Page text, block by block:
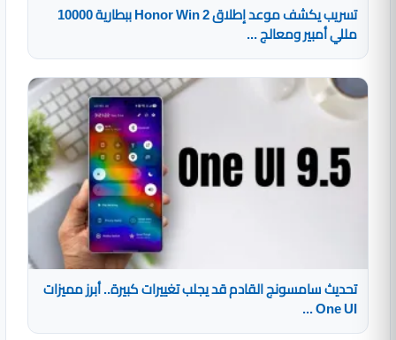
تسريب يكشف موعد إطلاق Honor Win 2 ببطارية 10000
مللي أمبير ومعالج ...
تحديث سامسونج القادم قد يجلب تغييرات كبيرة.. أبرز مميزات
One UI ...